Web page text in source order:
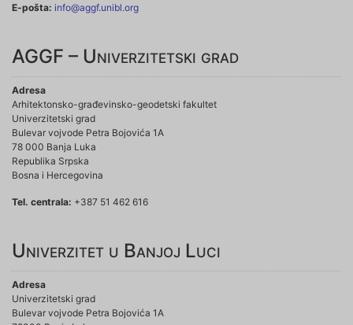
E-pošta: info@aggf.unibl.org
AGGF – Univerzitetski grad
Adresa
Arhitektonsko-građevinsko-geodetski fakultet
Univerzitetski grad
Bulevar vojvode Petra Bojovića 1A
78 000 Banja Luka
Republika Srpska
Bosna i Hercegovina
Tel. centrala: +387 51 462 616
Univerzitet u Banjoj Luci
Adresa
Univerzitetski grad
Bulevar vojvode Petra Bojovića 1A